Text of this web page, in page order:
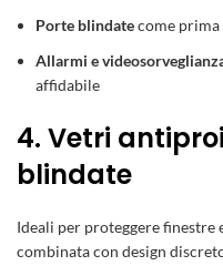
Porte blindatecome prima
Allarmi e
affidabile
4. Vetri
blindate
Ideali per proteggere finestre
combinata con design